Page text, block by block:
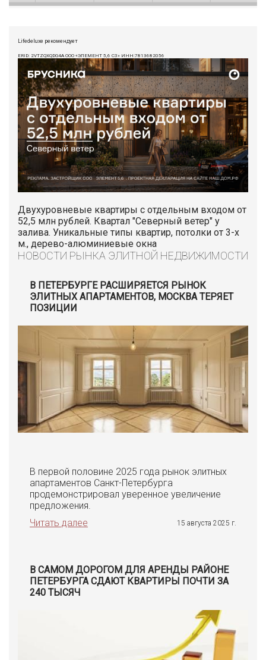
Lifedeluxe рекомендует
ERID: 2VTZQXQDG4A ООО «ЭЛЕМЕНТ 5,6 СЗ» ИНН:7813682056
Двухуровневые квартиры с отдельным входом от
52,5 млн рублей. Квартал "Северный ветер" у
залива. Уникальные типы квартир, потолки от 3-х
м., дерево-алюминиевые окна
НОВОСТИ РЫНКА ЭЛИТНОЙ НЕДВИЖИМОСТИ
В ПЕТЕРБУРГЕ РАСШИРЯЕТСЯ РЫНОК
ЭЛИТНЫХ АПАРТАМЕНТОВ, МОСКВА ТЕРЯЕТ
ПОЗИЦИИ
В первой половине 2025 года рынок элитных
апартаментов Санкт-Петербурга
продемонстрировал уверенное увеличение
предложения.
Читать далее
15 августа 2025 г.
В САМОМ ДОРОГОМ ДЛЯ АРЕНДЫ РАЙОНЕ
ПЕТЕРБУРГА СДАЮТ КВАРТИРЫ ПОЧТИ ЗА
240 ТЫСЯЧ